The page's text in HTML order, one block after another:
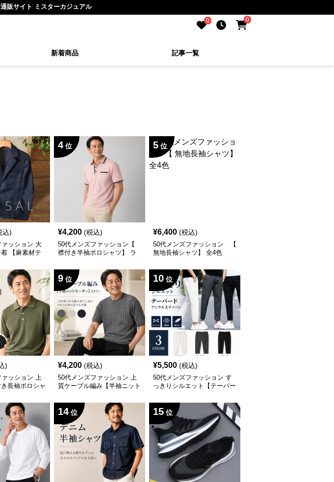
販サイト ミスターカジュアル
0 0
新着商品 記事一覧
込)
ッション 大
【麻素材テ
4 位
¥4,200 (税込)
50代メンズファッション【
襟付き半袖ポロシャツ】 ラ
5 位
¥6,400 (税込)
50代メンズファッション 【
無地長袖シャツ】 全4色
)
ッション 上
長袖ポロシャ
9 位
¥4,200 (税込)
50代メンズファッション 上
質ケーブル編み【半袖ニット
10 位
¥5,500 (税込)
50代メンズファッション す
っきりシルエット【テーパー
材
14 位 15 位